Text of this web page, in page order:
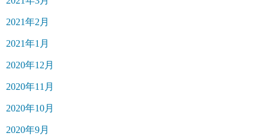
2021年2月
2021年1月
2020年12月
2020年11月
2020年10月
2020年9月